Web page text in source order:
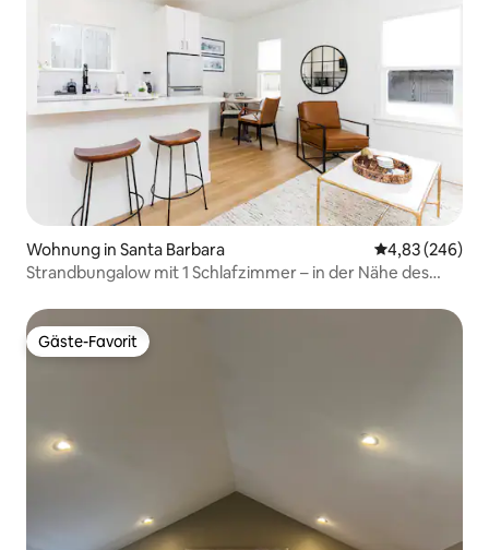
Wohnung in Santa Barbara
4,83 (246)
Strandbungalow mit 1 Schlafzimmer – in der Nähe des
Gäste-Favorit
Gäste-Favorit